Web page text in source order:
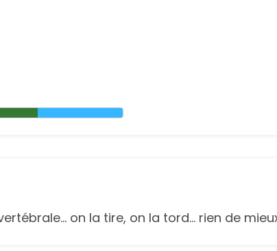
on la tire, on la tord... rien de